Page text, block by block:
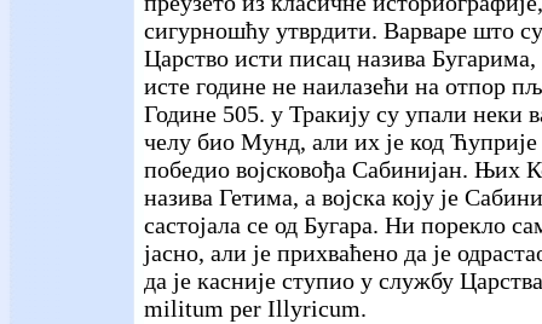
сигурношћу утврдити. Варваре што
Царство исти писац назива Бугарима,
исте године не наилазећи на отпор
Године 505. у Тракију су упали неки
челу био Мунд, али их је код
победио војсковођа Сабинијан. Њих
назива Гетима, а војска коју је
састојала се од Бугара. Ни порекло
јасно, али је прихваћено да је
да је касније ступио у службу
militum per Illyricum.